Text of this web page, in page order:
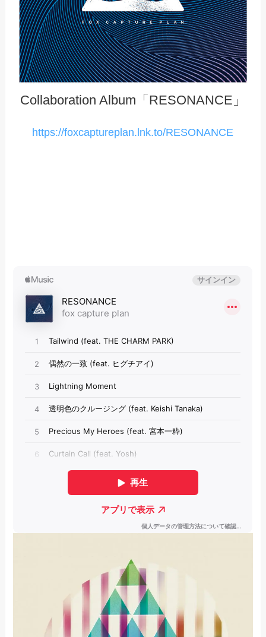
Collaboration Album「RESONANCE」
https://foxcaptureplan.lnk.to/RESONANCE